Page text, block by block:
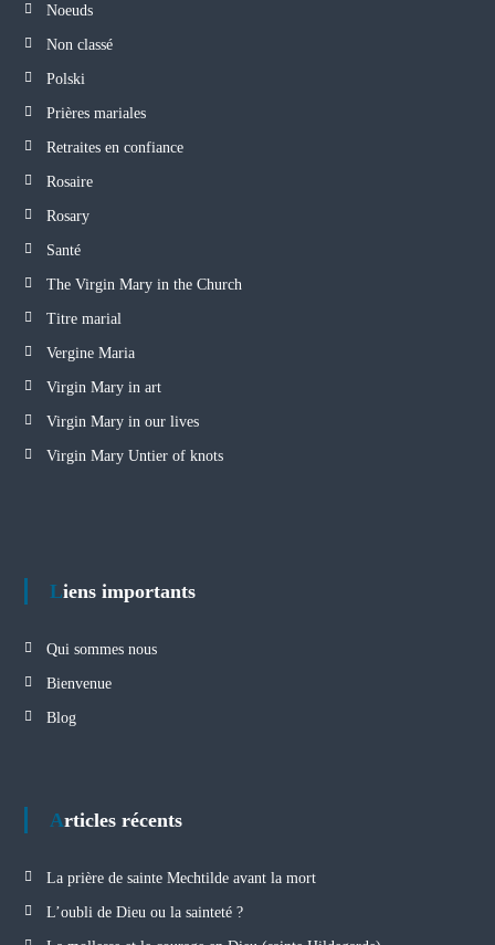
Noeuds
Non classé
Polski
Prières mariales
Retraites en confiance
Rosaire
Rosary
Santé
The Virgin Mary in the Church
Titre marial
Vergine Maria
Virgin Mary in art
Virgin Mary in our lives
Virgin Mary Untier of knots
Liens importants
Qui sommes nous
Bienvenue
Blog
Articles récents
La prière de sainte Mechtilde avant la mort
L’oubli de Dieu ou la sainteté ?